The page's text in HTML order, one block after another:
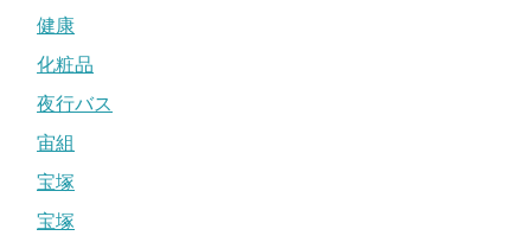
健康
化粧品
夜行バス
宙組
宝塚
宝塚